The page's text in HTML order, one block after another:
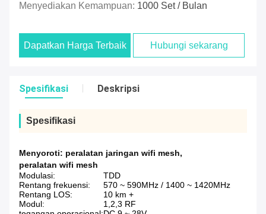
Menyediakan Kemampuan: 1000 Set / Bulan
Dapatkan Harga Terbaik Hubungi sekarang
Spesifikasi Deskripsi
Spesifikasi
Menyoroti: peralatan jaringan wifi mesh,
peralatan wifi mesh
Modulasi:
TDD
Rentang frekuensi:
570 ~ 590MHz / 1400 ~ 1420MHz
Rentang LOS:
10 km +
Modul:
1,2,3 RF